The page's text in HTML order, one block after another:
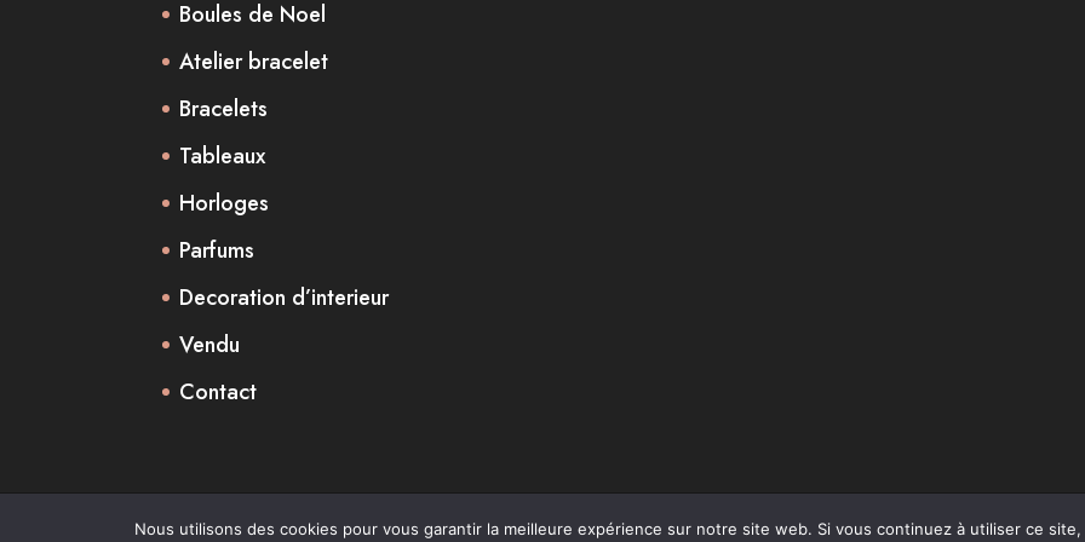
Boules de Noel
Atelier bracelet
Bracelets
Tableaux
Horloges
Parfums
Decoration d’interieur
Vendu
Contact
Design deElegant Themes| Propulsé parWordPress
Nous utilisons des cookies pour vous garantir la meilleure expérience sur notre site web. Si vous continuez à utiliser ce